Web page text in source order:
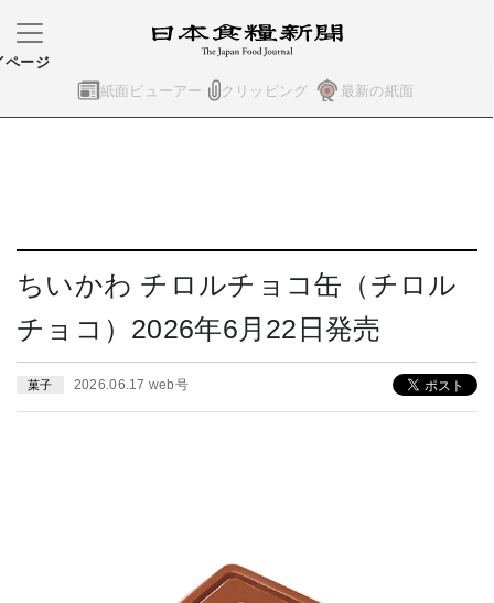
紙面ビューアー クリッピング 最新の紙面
ページ
ちいかわ チロルチョコ缶（チロル
チョコ）2026年6月22日発売
菓子 2026.06.17 web号